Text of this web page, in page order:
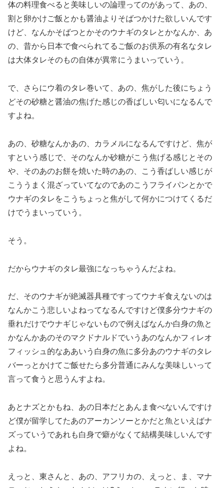
体の料理食べると美味しいの論理ってのがあって、あの、
割と卵かけご飯とかも醤油よりそばつかけた欲しいんです
けど、なんかそばつとかそのウナギのタレとかなんか、あ
の、昔から日本で食べられてるご飯のお供系の有名なタレ
は大体タレそのもの自体が異常にうまいっていう。
で、さらにウ着のタレ巻いて、あの、焦がした後にちょう
どその砂糖と醤油の焦げた感じの香ばしい匂いになるんで
すよね。
あの、砂糖なんかあの、カラメルになるんですけど、焦が
すという感じで、そのなんか砂糖がこう焦げる感じとその
や、そのあのお餅を焼いた時のあの、こう香ばしい感じが
こううまく混ざっていてなのであのこうフライパンとかで
ウナギのタレをこうちょっと焦がして何かにつけてくるだ
けでうまいっていう。
そう。
だからウナギのタレ最強になっちゃうんだよね。
だ、そのウナギが絶滅器具種ですってウナギ食えないのは
なんかこう悲しいよねってなるんですけど僕多分ウナギの
垂れだけでウナギじゃないもので例えばなんか白身の魚と
かなんかあのそのマクドナルドでいうあのなんかフィレオ
フィッシュ的なああいう白身の魚に多分あのウナギのタレ
バーっとかけてご飯せたら多分普通にみんな美味しいって
言って食うと思うんすよね。
あとナズとかもね、あの日本だとあんま食べないんですけ
ど僕が留学してたあのアーカンソーとかだと魚といえばナ
ズっていうであれも白身で癖がなくて結構美味しいんです
よね。
えっと、東さんと、あの、アフリカの、えっと、ま、マナ